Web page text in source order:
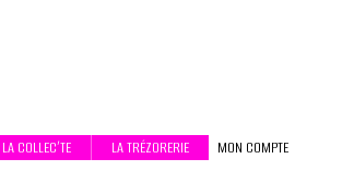
LA COLLEC’TE LA TRÉZORERIE MON COMPTE